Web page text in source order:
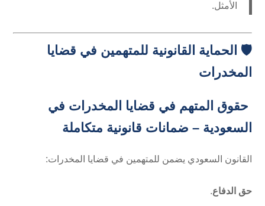
الأمثل.
🛡️ الحماية القانونية للمتهمين في قضايا
المخدرات
حقوق المتهم في قضايا المخدرات في
السعودية – ضمانات قانونية متكاملة
القانون السعودي يضمن للمتهمين في قضايا المخدرات:
حق الدفاع.